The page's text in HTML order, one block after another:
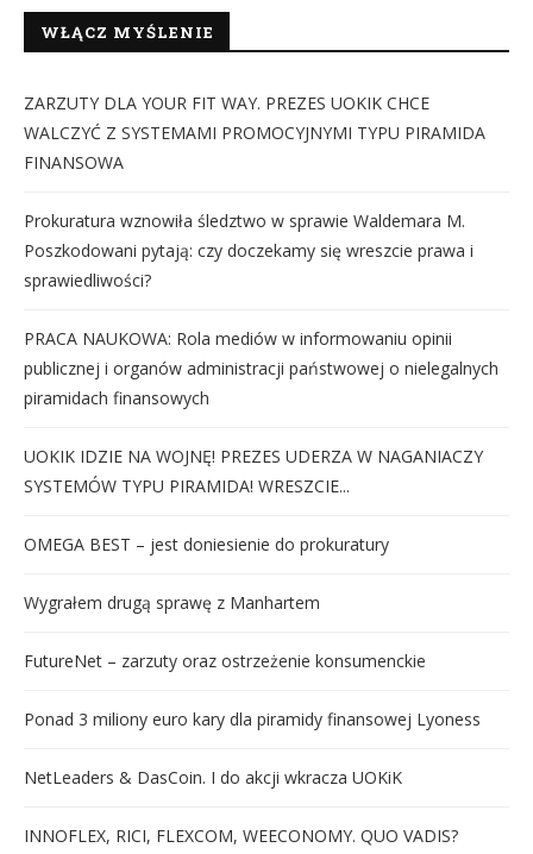
WŁĄCZ MYŚLENIE
ZARZUTY DLA YOUR FIT WAY. PREZES UOKIK CHCE
WALCZYĆ Z SYSTEMAMI PROMOCYJNYMI TYPU PIRAMIDA
FINANSOWA
Prokuratura wznowiła śledztwo w sprawie Waldemara M.
Poszkodowani pytają: czy doczekamy się wreszcie prawa i
sprawiedliwości?
PRACA NAUKOWA: Rola mediów w informowaniu opinii
publicznej i organów administracji państwowej o nielegalnych
piramidach finansowych
UOKIK IDZIE NA WOJNĘ! PREZES UDERZA W NAGANIACZY
SYSTEMÓW TYPU PIRAMIDA! WRESZCIE...
OMEGA BEST – jest doniesienie do prokuratury
Wygrałem drugą sprawę z Manhartem
FutureNet – zarzuty oraz ostrzeżenie konsumenckie
Ponad 3 miliony euro kary dla piramidy finansowej Lyoness
NetLeaders & DasCoin. I do akcji wkracza UOKiK
INNOFLEX, RICI, FLEXCOM, WEECONOMY. QUO VADIS?